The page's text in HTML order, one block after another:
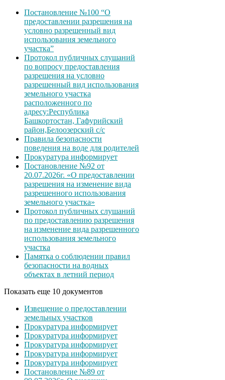
Постановление №100 “О
предоставлении разрешения на
условно разрешенный вид
использования земельного
участка”
Протокол публичных слушаний
по вопросу предоставления
разрешения на условно
разрешенный вид использования
земельного участка
расположенного по
адресу:Республика
Башкортостан, Гафурийский
район,Белоозерский с/с
Правила безопасности
поведения на воде для родителей
Прокуратура информирует
Постановление №92 от
20.07.2026г. «О предоставлении
разрешения на изменение вида
разрешенного использования
земельного участка»
Протокол публичных слушаний
по предоставлению разрешения
на изменение вида разрешенного
использования земельного
участка
Памятка о соблюдении правил
безопасности на водных
объектах в летний период
Показать еще 10 документов
Извещение о предоставлении
земельных участков
Прокуратура информирует
Прокуратура информирует
Прокуратура информирует
Прокуратура информирует
Прокуратура информирует
Постановление №89 от